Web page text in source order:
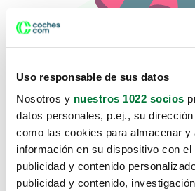
Uso responsable de sus datos
Nosotros y nuestros 1022 socios
datos personales, p.ej., su
como las cookies para almacenar y
información en su dispositivo con el
publicidad y contenido
publicidad y contenido,
Lo sentimos, no
te hemos traido